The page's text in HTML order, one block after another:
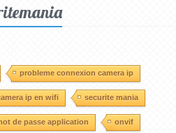
probleme connexion camera ip
ip en wifi securite mania
de passe application onvif